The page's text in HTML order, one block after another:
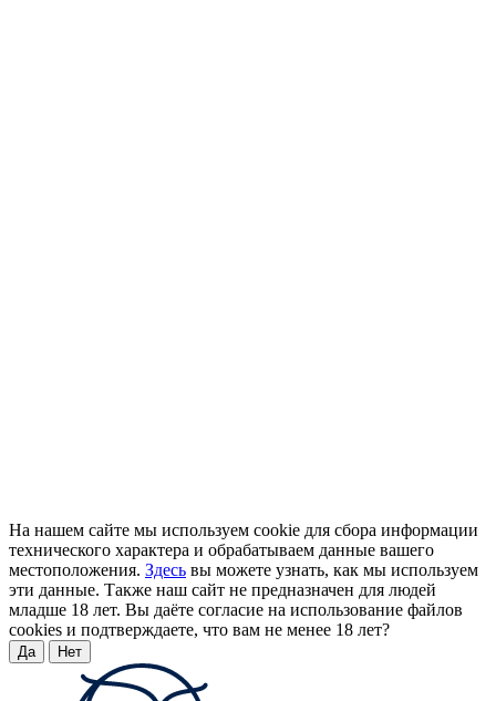
На нашем сайте мы используем cookie для сбора информации
технического характера и обрабатываем данные вашего
местоположения. Здесь вы можете узнать, как мы используем
эти данные. Также наш сайт не предназначен для людей
младше 18 лет. Вы даёте согласие на использование файлов
cookies и подтверждаете, что вам не менее 18 лет?
Да Нет